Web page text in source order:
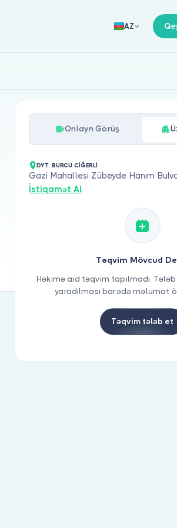
AZ
Onlayn Görüş
DYT. BURCU CİĞERLİ
Gazi Mahallesi Zübeyde Hanım
İstiqamət Al
Təqvim Mövcud
Həkimə aid təqvim tapılmadı.
yaradılması barədə məlumat
Təqvim tələb et